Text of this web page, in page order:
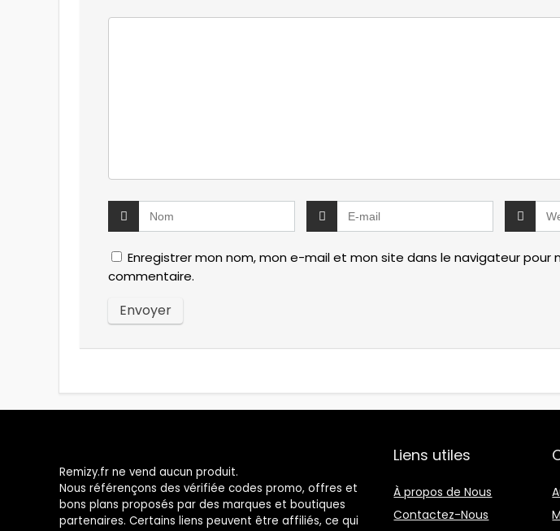
Enregistrer mon nom, mon e-mail et mon site dans le navigateur pour
commentaire.
Remizy.fr ne vend aucun produit.
Nous référençons des vérifiée codes promo, offres et
bons plans proposés par des marques et boutiques
partenaires. Certains liens peuvent être affiliés, ce qui
Liens utiles
À propos de Nous
Contactez-Nous